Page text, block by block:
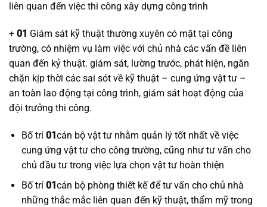
liên quan đến việc thi công xây dựng công trình
+ 01 Giám sát kỹ thuật thường xuyên có mặt tại công
trường, có nhiệm vụ làm việc với chủ nhà các vấn đề liên
quan đến kỷ thuật. giám sát, lường trước, phát hiện, ngăn
chặn kịp thời các sai sót về kỹ thuật – cung ứng vật tư –
an toàn lao động tại công trình, giám sát hoạt động của
đội trưởng thi công.
Bố trí 01cán bộ vật tư nhằm quản lý tốt nhất về việc
cung ứng vật tư cho công trường, cũng như tư vấn cho
chủ đầu tư trong việc lựa chọn vật tư hoàn thiện
Bố trí 01 cán bộ phòng thiết kế để tư vấn cho chủ nhà
những thắc mắc liên quan đến kỹ thuật, thẩm mỹ trong